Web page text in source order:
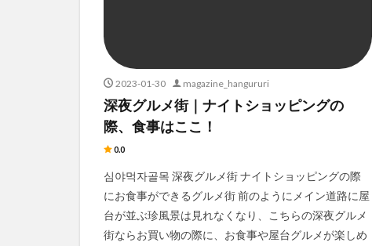
2023-01-30 magazine_hangururi
深夜グルメ街｜ナイトショッピングの
際、食事はここ！
0.0
심야먹자골목 深夜グルメ街 ナイトショッピングの際
にお食事ができるグルメ街 前のようにメイン道路に屋
台が並ぶ珍風景は見れなくなり、こちらの深夜グルメ
街ならお買い物の際に、お食事や屋台グルメが楽しめ